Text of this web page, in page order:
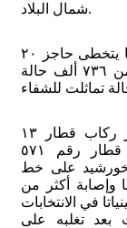
شمال البلاد.
٢٠٢٠ - عدد الإصابات المؤكدة بجائحة كورونا يتخطى حاجز ٢٠
مليون شخص حول العالم، من بينهم أكثر من ٧٣٦ ألف حالة
٢٠١٧ - حادث تصادم في مصر بين قطار ركاب قطار ١٣
اكسبريس القاهرة - الإسكندرية بمؤخرة قطار رقم ٥٧١
خورشيد على خط
يودي بحياة ٤٩ شخصا وإصابة أكثر من
في الانتخابات
من الأصوات بعد تغلبه على